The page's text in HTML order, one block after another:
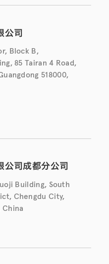
公司
Block B,
85 Tairan 4 Road,
518000,
公司成都分公司
Building, South
Chengdu City,
China